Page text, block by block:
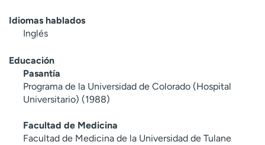
Idiomas hablados
Inglés
Educación
Pasantía
Programa de la Universidad de Colorado (Hospital
Universitario) (1988)
Facultad de Medicina
Facultad de Medicina de la Universidad de Tulane